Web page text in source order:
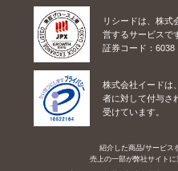
リシードは、株式
営するサービスで
証券コード：6038
株式会社イードは
者に対して付与さ
受けています。
紹介した商品/サービス
売上の一部が弊社サイトに